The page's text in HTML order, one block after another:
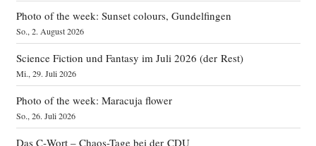
Photo of the week: Sunset colours, Gundelfingen
So., 2. August 2026
Science Fiction und Fantasy im Juli 2026 (der Rest)
Mi., 29. Juli 2026
Photo of the week: Maracuja flower
So., 26. Juli 2026
Das C‑Wort – Chaos-Tage bei der CDU